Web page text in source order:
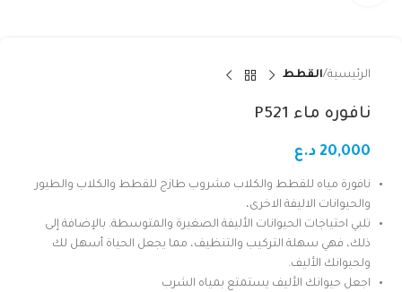
الرئيسية القطط
نافوره ماء P521
20,000 د.ع
نافورة مياه للقطط والكلاب مشروب طازج للقطط والكلاب والطيور
والحيوانات الاليفة الاخرى،
تلبي احتياجات الحيوانات الأليفة الصغيرة والمتوسطة. بالإضافة إلى
ذلك، فهي سهلة التركيب والتنظيف، مما يجعل الحياة أسهل لك
ولحيوانك الأليف.
اجعل حيوانك الأليف يستمتع بمياه الشرب